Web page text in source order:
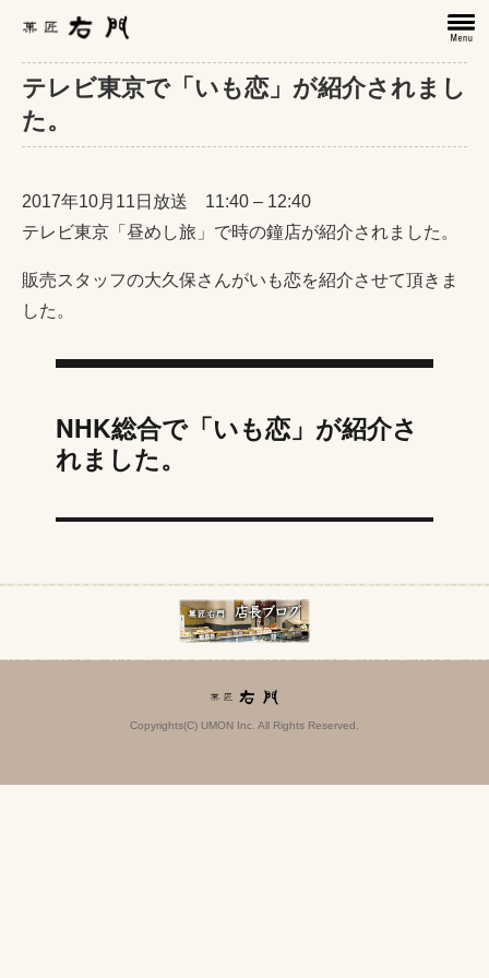
テレビ東京で「いも恋」が紹介されまし
た。
2017年10月11日放送 11:40 – 12:40
テレビ東京「昼めし旅」で時の鐘店が紹介されました。
販売スタッフの大久保さんがいも恋を紹介させて頂きま
した。
NHK総合で「いも恋」が紹介さ
れました。
Copyrights(C) UMON Inc. All Rights Reserved.